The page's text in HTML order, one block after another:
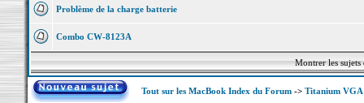
Problème de la charge batterie
Combo CW-8123A
Montrer les
Tout sur les MacBook Index du Forum-> Titanium VGA